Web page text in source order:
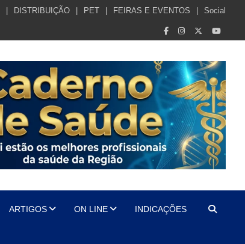
DISTRIBUIÇÃO PET FEIRAS E EVENTOS Social
ARTIGOS ON LINE INDICAÇÕES